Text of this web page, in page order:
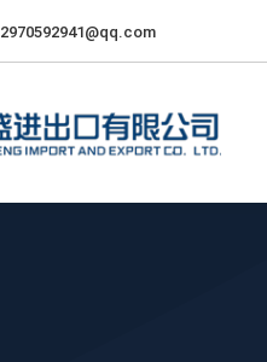
2970592941@qq.com